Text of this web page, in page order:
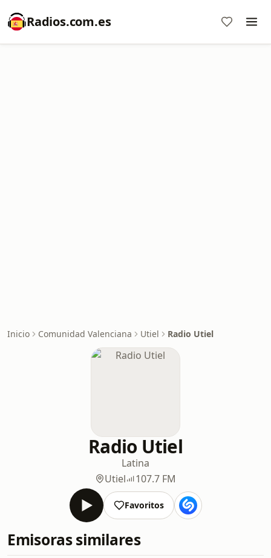
Radios.com.es
Inicio Comunidad Valenciana Utiel Radio Utiel
Radio Utiel
Latina
Utiel
107.7 FM
Favoritos
Emisoras similares